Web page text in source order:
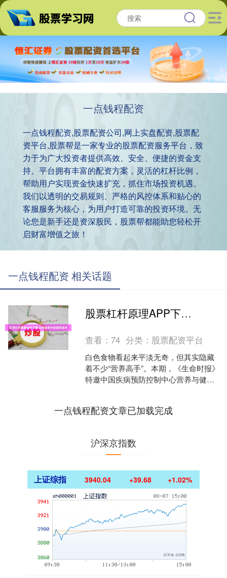
一点钱程配资
一点钱程配资,股票配资公司,网上实盘配资,股票配
资平台,股票帮是一家专业的股票配资服务平台，致
力于为广大投资者提供高效、安全、便捷的资金支
持。平台拥有丰富的配资方案，灵活的杠杆比例，
帮助用户实现资金快速扩充，抓住市场投资机遇。
我们以透明的交易规则、严格的风控体系和贴心的
客服服务为核心，为用户打造可靠的投资环境。无
论您是新手还是资深股民，股票帮都能助您轻松开
启财富增值之旅！
一点钱程配资 相关话题
股票杠杆原理APP下载 白色食物中的营养高手
查看：74 分类： 股票配资平台
白色食物看起来平淡无奇，但其实隐藏
着不少“营养高手”。本期，《生命时报》
特邀中国疾病预防控制中心营养与健康
一点钱程配资文章已加载完成
沪深京指数
上证综指 3940.04 +39.68 +1.02%